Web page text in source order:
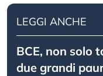
LEGGI ANCHE
BCE, non solo
due grandi